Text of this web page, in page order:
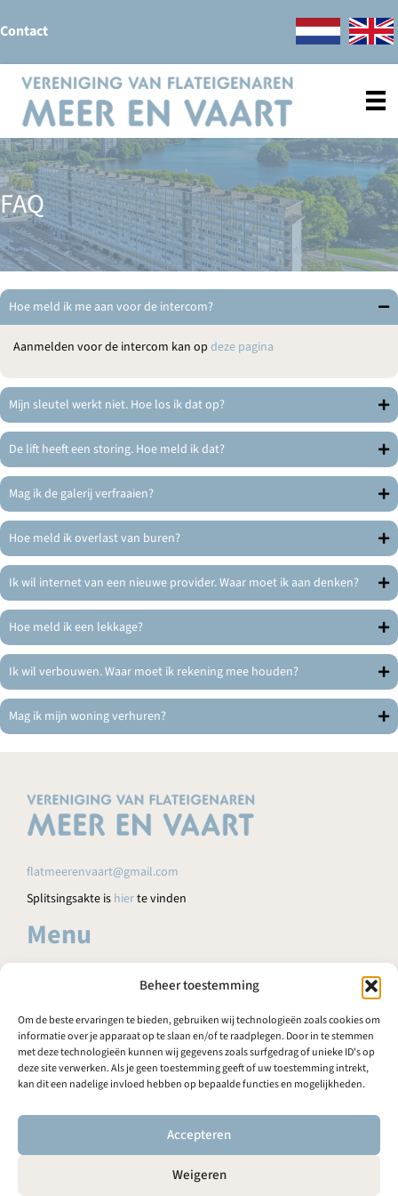
Beheer toestemming
Om de beste ervaringen te bieden, gebruiken wij technologieën zoals cookies om
informatie over je apparaat op te slaan en/of te raadplegen. Door in te stemmen
met deze technologieën kunnen wij gegevens zoals surfgedrag of unieke ID's op
deze site verwerken. Als je geen toestemming geeft of uw toestemming intrekt,
kan dit een nadelige invloed hebben op bepaalde functies en mogelijkheden.
Accepteren
Weigeren
Contact
FAQ
Hoe meld ik me aan voor de intercom?
Aanmelden voor de intercom kan op deze pagina
Mijn sleutel werkt niet. Hoe los ik dat op?
De lift heeft een storing. Hoe meld ik dat?
Mag ik de galerij verfraaien?
Hoe meld ik overlast van buren?
Ik wil internet van een nieuwe provider. Waar moet ik aan denken?
Hoe meld ik een lekkage?
Ik wil verbouwen. Waar moet ik rekening mee houden?
Mag ik mijn woning verhuren?
flatmeerenvaart@gmail.com
Splitsingsakte is hierte vinden
Menu
NIEUWS
FAQ